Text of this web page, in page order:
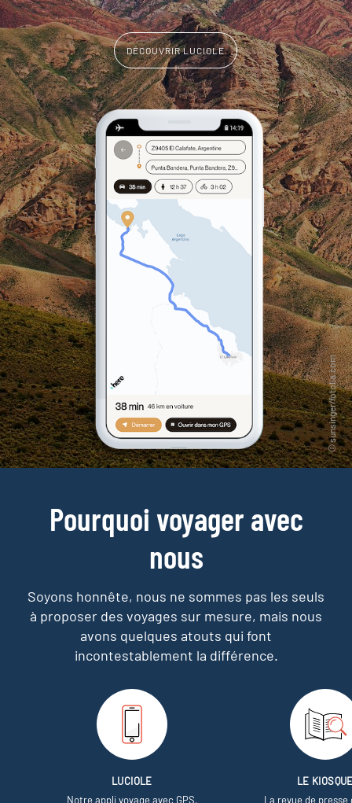
DÉCOUVRIR LUCIOLE
Pourquoi voyager avec
nous
Soyons honnête, nous ne sommes pas les seuls
à proposer des voyages sur mesure, mais nous
avons quelques atouts qui font
incontestablement la différence.
LUCIOLE
Notre appli voyage avec GPS,
LE
La revue de presse